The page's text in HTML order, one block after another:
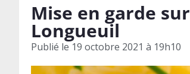
Mise en garde
Longueuil
Publié le 19 octobre 2021 à 19h10